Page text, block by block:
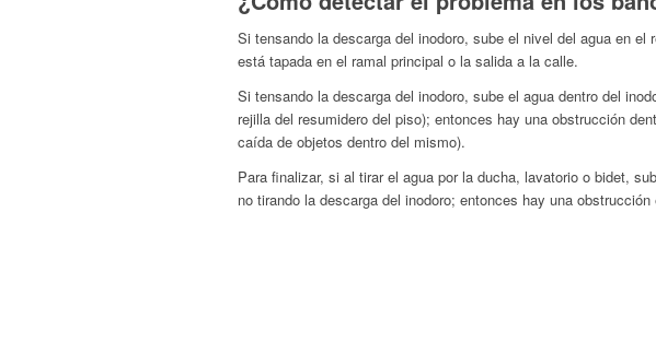
Si tensando la descarga del inodoro, sube el nivel del agua en
está tapada en el ramal principal o la salida a la calle.
Si tensando la descarga del inodoro, sube el agua dentro del
rejilla del resumidero del piso); entonces hay una obstrucción
caída de objetos dentro del mismo).
Para finalizar, si al tirar el agua por la ducha, lavatorio o bidet,
no tirando la descarga del inodoro; entonces hay una